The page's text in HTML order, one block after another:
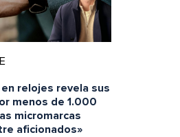
relojes revela sus
menos de 1.000
micromarcas
aficionados»